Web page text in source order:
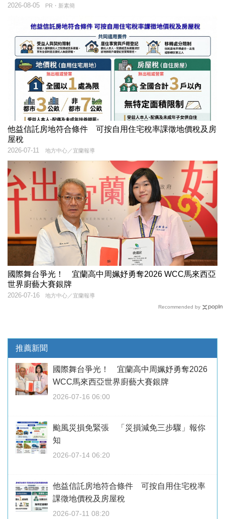
PR・新素簡
2026-08-05
他益信託房地符合條件 可按自用住宅稅率課徵地價稅及房
屋稅
地方中心／宜蘭報導
2026-07-11
國際舞台爭光！ 宜蘭高中周姵妤勇奪2026 WCC馬來西亞
世界廚藝大賽銀牌
地方中心／宜蘭報導
2026-07-16
Recommended by
推薦新聞
國際舞台爭光！ 宜蘭高中周姵妤勇奪2026
WCC馬來西亞世界廚藝大賽銀牌
2026-07-16 06:00
颱風災損免緊張 「災損減免三步驟」報你
知
2026-07-14 06:20
他益信託房地符合條件 可按自用住宅稅率
課徵地價稅及房屋稅
2026-07-11 08:20